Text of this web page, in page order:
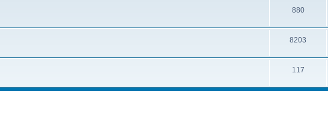
880
8203
117